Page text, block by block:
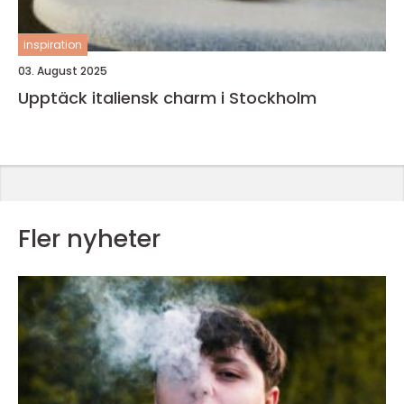
inspiration
03. August 2025
Upptäck italiensk charm i Stockholm
Fler nyheter